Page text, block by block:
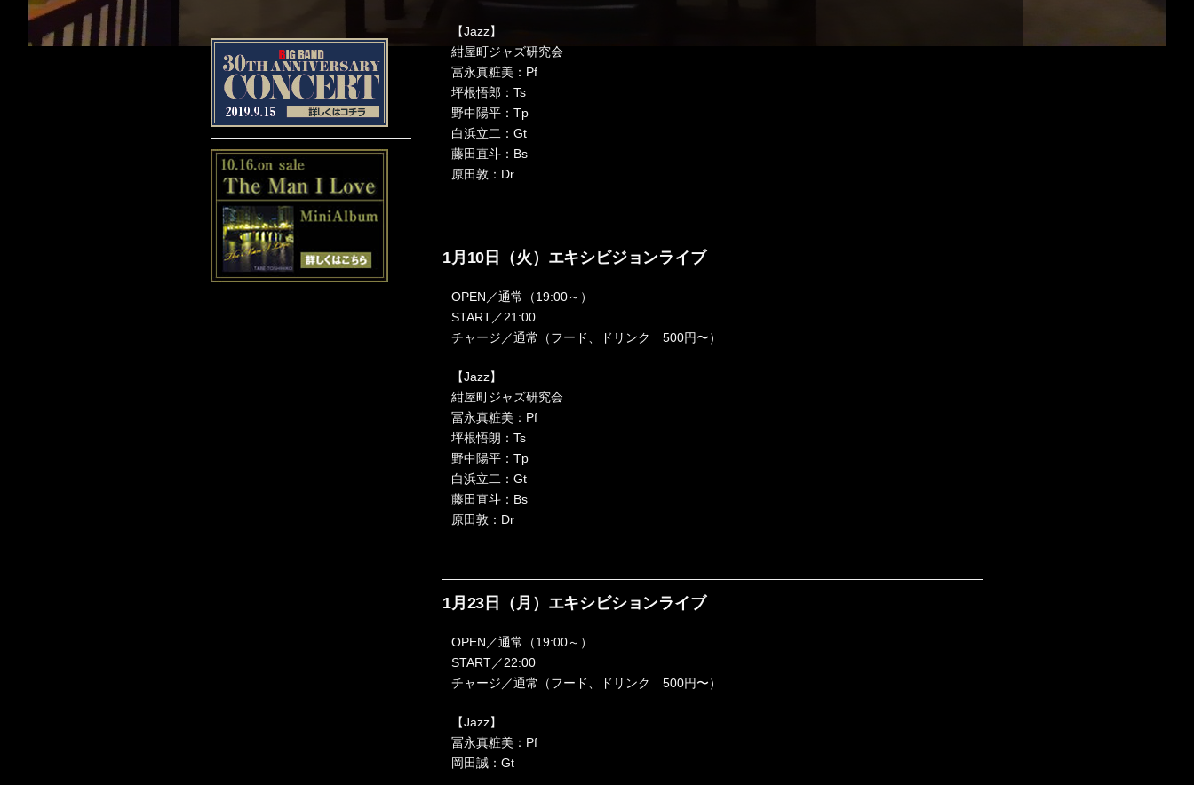
【Jazz】
紺屋町ジャズ研究会
冨永真粧美：Pf
坪根悟郎：Ts
野中陽平：Tp
白浜立二：Gt
藤田直斗：Bs
原田敦：Dr
1月10日（火）エキシビジョンライブ
OPEN／通常（19:00～）
START／21:00
チャージ／通常（フード、ドリンク 500円〜）
【Jazz】
紺屋町ジャズ研究会
冨永真粧美：Pf
坪根悟朗：Ts
野中陽平：Tp
白浜立二：Gt
藤田直斗：Bs
原田敦：Dr
1月23日（月）エキシビションライブ
OPEN／通常（19:00～）
START／22:00
チャージ／通常（フード、ドリンク 500円〜）
【Jazz】
冨永真粧美：Pf
岡田誠：Gt